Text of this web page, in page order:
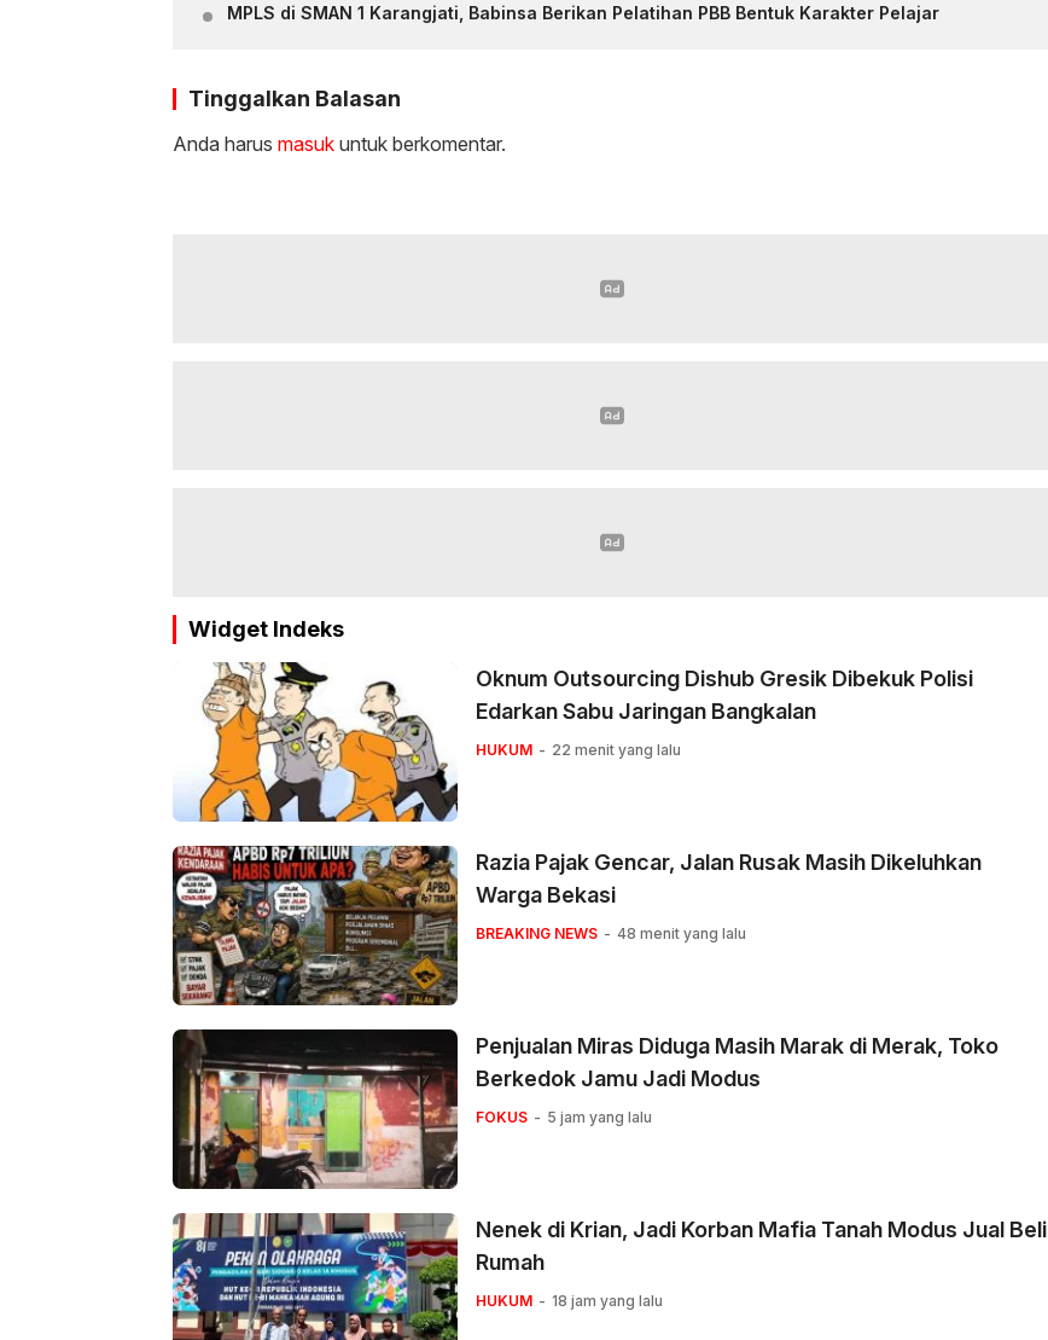
MPLS di SMAN 1 Karangjati, Babinsa Berikan Pelatihan PBB Bentuk Karakter Pelajar
Tinggalkan Balasan
Anda harus masuk untuk berkomentar.
Widget Indeks
Oknum Outsourcing Dishub Gresik Dibekuk Polisi
Edarkan Sabu Jaringan Bangkalan
HUKUM 22 menit yang lalu
‎Razia Pajak Gencar, Jalan Rusak Masih Dikeluhkan
Warga Bekasi
BREAKING NEWS 48 menit yang lalu
Penjualan Miras Diduga Masih Marak di Merak, Toko
Berkedok Jamu Jadi Modus
FOKUS 5 jam yang lalu
Nenek di Krian, Jadi Korban Mafia Tanah Modus Jual Beli
Rumah
HUKUM 18 jam yang lalu